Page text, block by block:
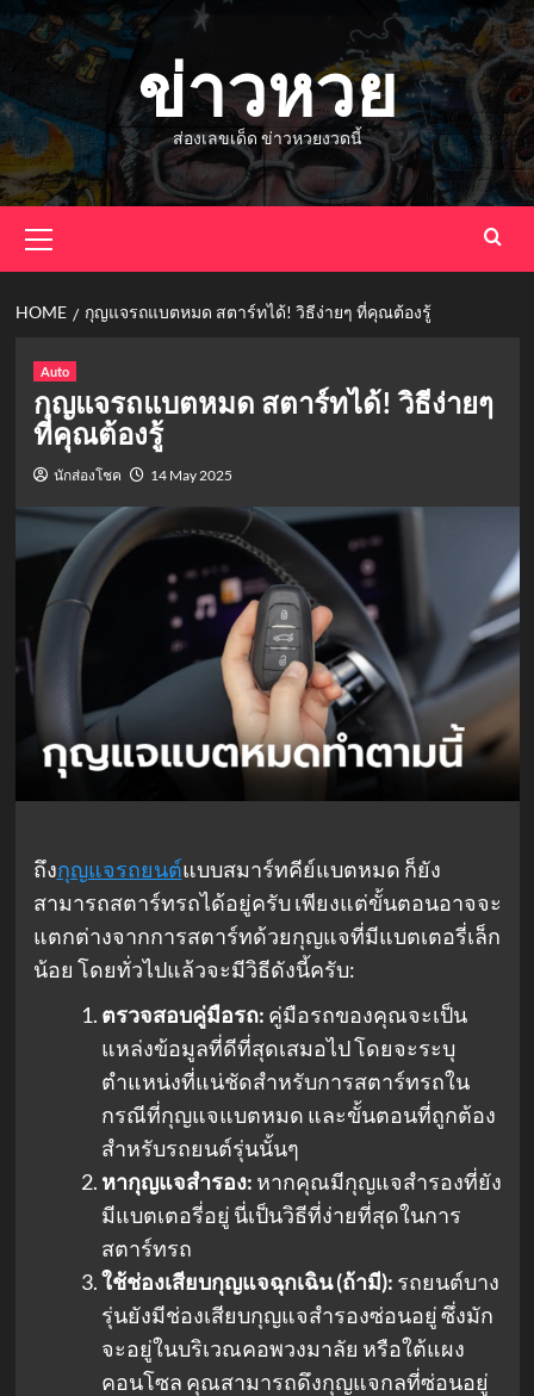
Skip
ข่าวหวย
ส่องเลขเด็ด ข่าวหวยงวดนี้
Menu
HOME กุญแจรถแบตหมด สตาร์ทได้! วิธีง่ายๆ ที่คุณต้องรู้
Auto
กุญแจรถแบตหมด สตาร์ทได้! วิธีง่ายๆ
ที่คุณต้องรู้
นักส่องโชค 14 May 2025
ถึงกุญแจรถยนต์แบบสมาร์ทคีย์แบตหมด ก็ยัง
สามารถสตาร์ทรถได้อยู่ครับ เพียงแต่ขั้นตอนอาจจะ
แตกต่างจากการสตาร์ทด้วยกุญแจที่มีแบตเตอรี่เล็ก
น้อย โดยทั่วไปแล้วจะมีวิธีดังนี้ครับ:
ตรวจสอบคู่มือรถ: คู่มือรถของคุณจะเป็น
แหล่งข้อมูลที่ดีที่สุดเสมอไป โดยจะระบุ
ตำแหน่งที่แน่ชัดสำหรับการสตาร์ทรถใน
กรณีที่กุญแจแบตหมด และขั้นตอนที่ถูกต้อง
สำหรับรถยนต์รุ่นนั้นๆ
หากุญแจสำรอง: หากคุณมีกุญแจสำรองที่ยัง
มีแบตเตอรี่อยู่ นี่เป็นวิธีที่ง่ายที่สุดในการ
สตาร์ทรถ
ใช้ช่องเสียบกุญแจฉุกเฉิน (ถ้ามี): รถยนต์บาง
รุ่นยังมีช่องเสียบกุญแจสำรองซ่อนอยู่ ซึ่งมัก
จะอยู่ในบริเวณคอพวงมาลัย หรือใต้แผง
คอนโซล คุณสามารถดึงกุญแจกลที่ซ่อนอยู่